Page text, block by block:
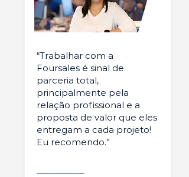
“Trabalhar com a
Foursales é sinal de
parceria total,
principalmente pela
relação profissional e a
proposta de valor que eles
entregam a cada projeto!
Eu recomendo.”